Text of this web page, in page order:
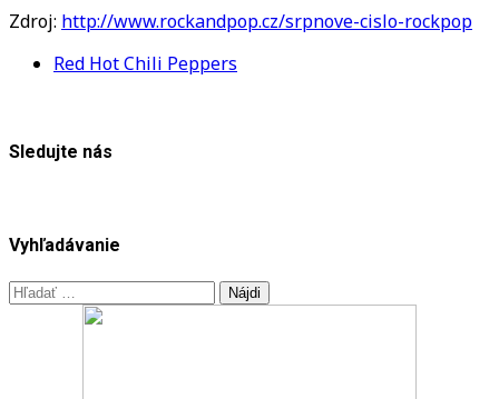
Zdroj: http://www.rockandpop.cz/srpnove-cislo-rockpop
Red Hot Chili Peppers
Sledujte nás
Vyhľadávanie
Hľadať: